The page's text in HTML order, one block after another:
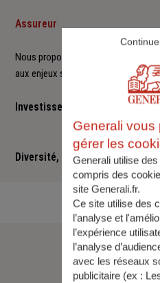
Assureur
Nous proposons à nos clients des
aux enjeux sociétaux et
Investisseur responsable
Nous sommes convaincus qu'il est
financière et retombées positives :
services que nous vous proposons.
Diversité, Equité, Inclusion
Nous faisons de la diversité, de
engagement quotidien.
Notre
Generali vous
gérer les
Generali utilise
compris des
site Generali.fr.
Ce site utilise des
l’analyse et
l’expérience
l’analyse
avec les réseaux
publicitaire (ex :